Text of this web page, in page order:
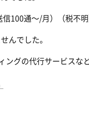
100通～/月）（税不明
んでした。
グの代行サービスな